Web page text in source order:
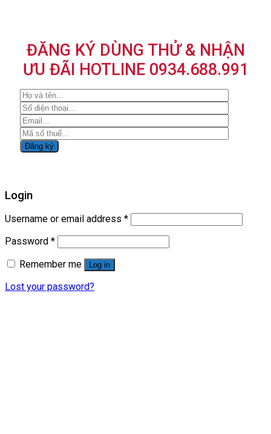
ĐĂNG KÝ DÙNG THỬ & NHẬN
ƯU ĐÃI HOTLINE 0934.688.991
Login
Username or email address *
Password *
Remember me
Log in
Lost your password?